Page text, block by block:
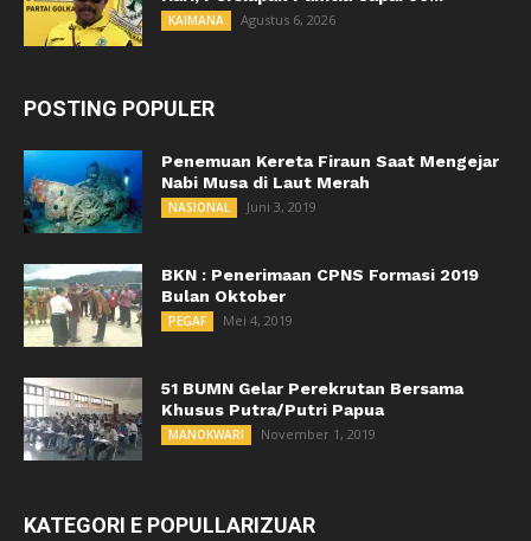
KAIMANA Agustus 6, 2026
POSTING POPULER
Penemuan Kereta Firaun Saat Mengejar
Nabi Musa di Laut Merah
NASIONAL Juni 3, 2019
BKN : Penerimaan CPNS Formasi 2019
Bulan Oktober
PEGAF Mei 4, 2019
51 BUMN Gelar Perekrutan Bersama
Khusus Putra/Putri Papua
MANOKWARI November 1, 2019
KATEGORI E POPULLARIZUAR